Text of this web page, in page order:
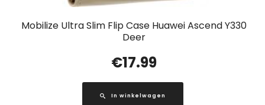
Mobilize Ultra Slim Flip Case Huawei Ascend Y330
Deer
€17.99
In winkelwagen